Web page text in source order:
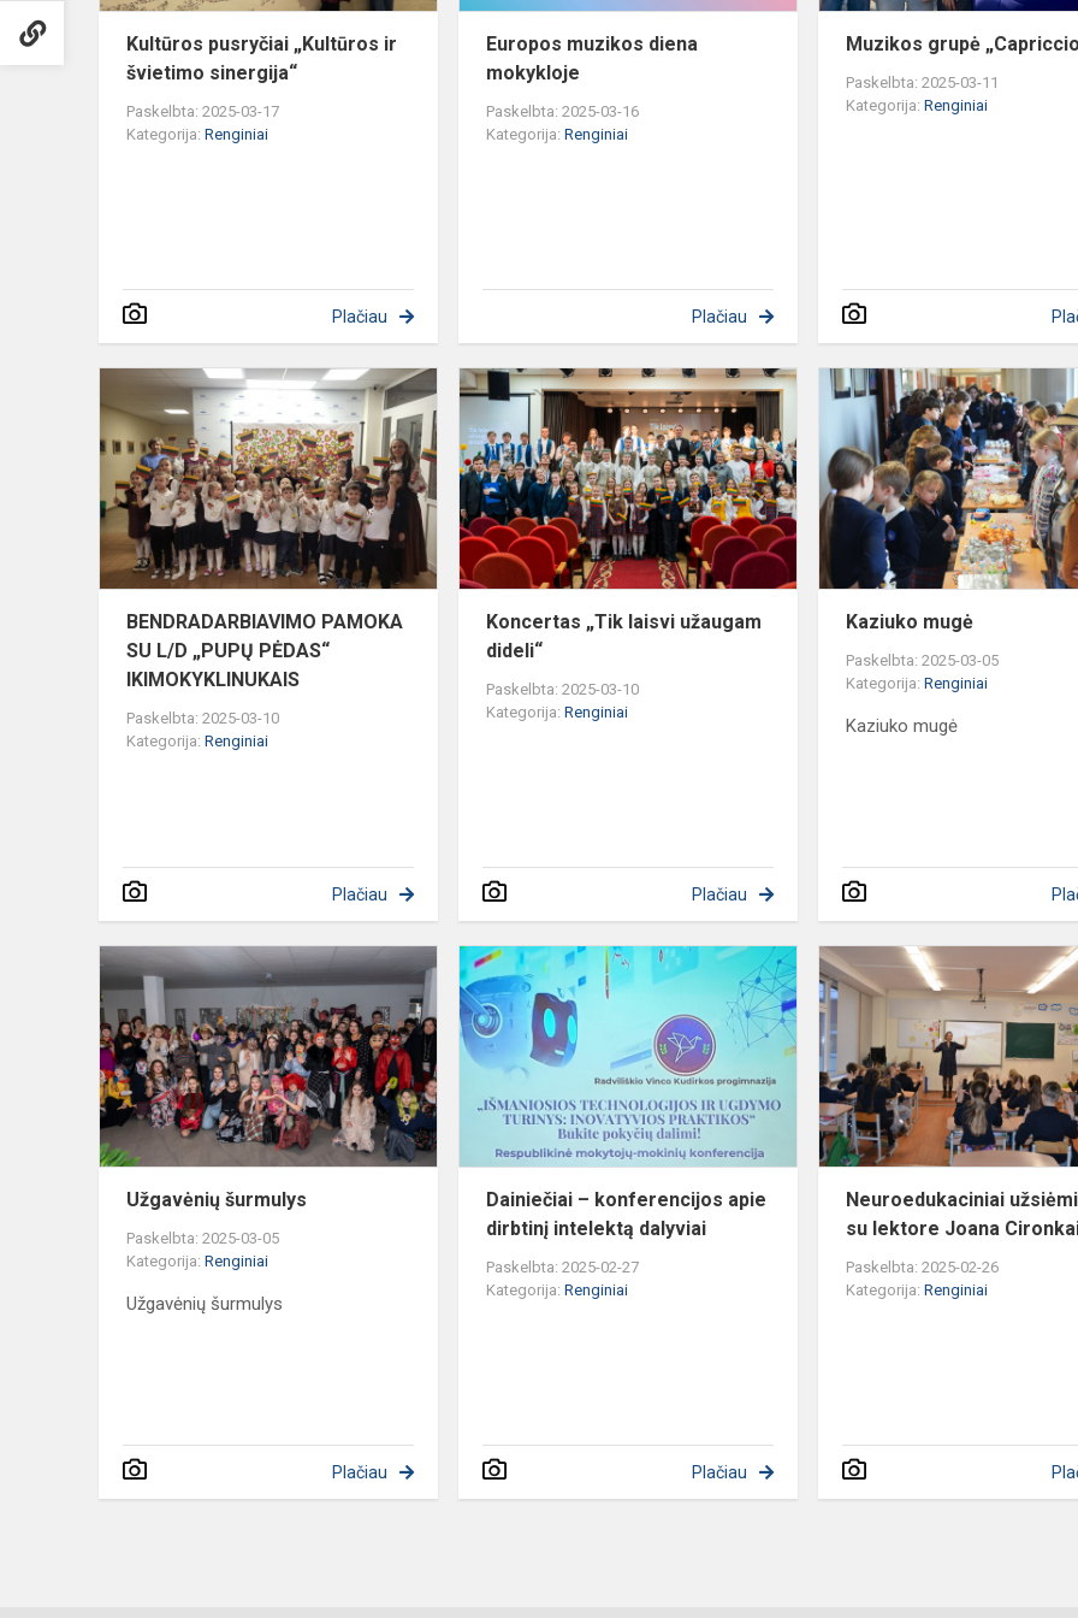
Kultūros pusryčiai „Kultūros ir
švietimo sinergija“
Paskelbta: 2025-03-17
Kategorija: Renginiai
Plačiau
Europos muzikos diena
mokykloje
Paskelbta: 2025-03-16
Kategorija:Renginiai
Plačiau
Muzikos grupė
Paskelbta: 2025-03-11
Kategorija:Renginiai
BENDRADARBIAVIMO
PAMOKA
SU
L/D
„PUPŲ
PĖDAS“
IKIMOKYKLINUKAI...
BENDRADARBIAVIMO PAMOKA
SU L/D „PUPŲ PĖDAS“
IKIMOKYKLINUKAIS
Paskelbta: 2025-03-10
Kategorija: Renginiai
Plačiau
Koncertas
laisvi
užaugam
dideli“
Koncertas „Tik laisvi užaugam
dideli“
Paskelbta: 2025-03-10
Kategorija:Renginiai
Plačiau
Kaziuko mugė
Paskelbta: 2025-03-05
Kategorija:Renginiai
Kaziuko mugė
Užgavėnių
šurmulys
Užgavėnių šurmulys
Paskelbta: 2025-03-05
Kategorija: Renginiai
Užgavėnių šurmulys
Plačiau
Dainiečiai
–
konferencijos
apie
dirbtinį
intelektą
dalyviai
Dainiečiai – konferencijos apie
dirbtinį intelektą dalyviai
Paskelbta: 2025-02-27
Kategorija:Renginiai
Plačiau
Neuroedukaciniai
su lektore Joana
Paskelbta: 2025-02-26
Kategorija:Renginiai